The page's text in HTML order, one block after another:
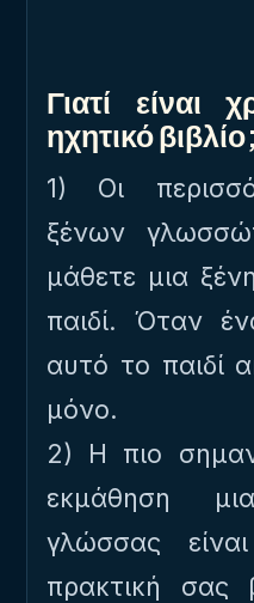
Γιατί είναι
ηχητικό βιβλίο;
1) Οι
ξένων
μάθετε μια
παιδί. Όταν
αυτό το παιδί
μόνο.
2) Η πιο
εκμάθηση
γλώσσας
πρακτική σας